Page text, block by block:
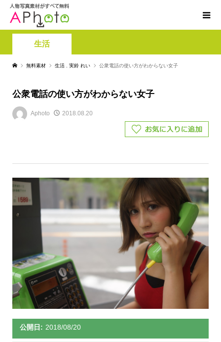
生活
無料素材 生活 実鈴 れい 公衆電話の使い方がわからない女子
公衆電話の使い方がわからない女子
Aphoto 2018.08.20
公開日: 2018/08/20